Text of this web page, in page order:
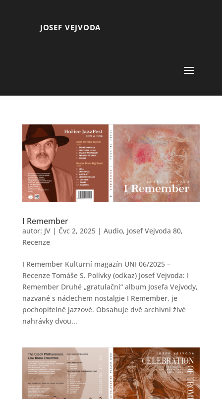
JOSEF VEJVODA
I Remember
autor: JV| Čvc 2, 2025| Audio, Josef Vejvoda 80,
Recenze
I Remember Kulturní magazín UNI 06/2025 –
Recenze Tomáše S. Polívky (odkaz) Josef Vejvoda: I
Remember Druhé „gratulační“ album Josefa Vejvody,
nazvané s nádechem nostalgie I Remember, je
pochopitelně jazzové. Obsahuje dvě archivní živé
nahrávky dvou...